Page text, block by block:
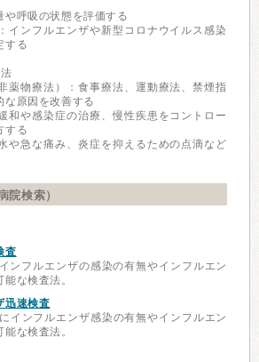
や呼吸の状態を評価する
インフルエンザや新型コロナウイルス感染
する
薬物療法）：食事療法、運動療法、禁煙指
な原因を改善する
和や感染症の治療、慢性疾患をコントロー
する
や急な痛み、炎症を抑えるための点滴など
院検索）
査
ンフルエンザの感染の有無やインフルエン
な検査法。
迅速検査
インフルエンザ感染の有無やインフルエン
な検査法。